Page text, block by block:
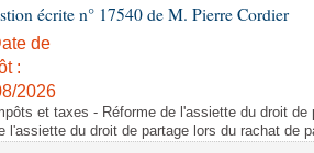
écrite n° 17540 de M. Pierre Cordier
de
:
2026
et taxes - Réforme de l'assiette du droit
l'assiette du droit de partage lors du rachat de